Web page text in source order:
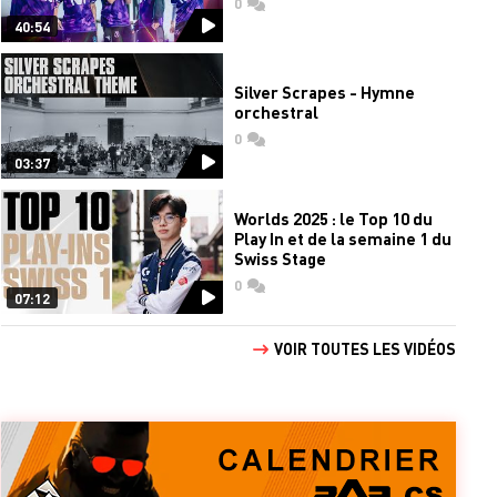
40:54
03:37
Silver Scrapes - Hymne
orchestral
0commentaires
07:12
Worlds 2025 : le Top 10 du
Play In et de la semaine 1 du
Swiss Stage
0commentaires
VOIR TOUTES LES VIDÉOS